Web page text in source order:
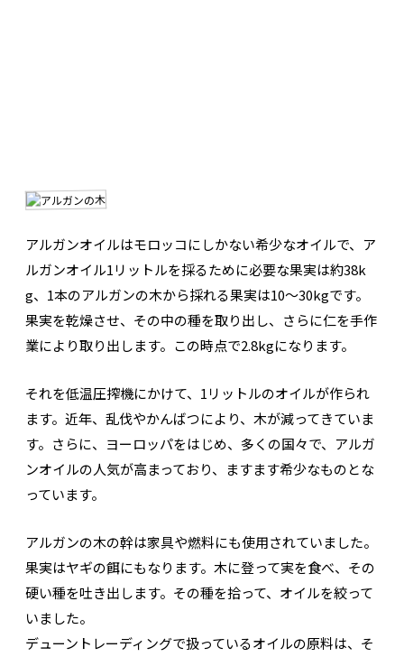
アルガンオイルはモロッコにしかない希少なオイルで、ア
ルガンオイル1リットルを採るために必要な果実は約38k
g、1本のアルガンの木から採れる果実は10～30kgです。
果実を乾燥させ、その中の種を取り出し、さらに仁を手作
業により取り出します。この時点で2.8kgになります。
それを低温圧搾機にかけて、1リットルのオイルが作られ
ます。近年、乱伐やかんばつにより、木が減ってきていま
す。さらに、ヨーロッパをはじめ、多くの国々で、アルガ
ンオイルの人気が高まっており、ますます希少なものとな
っています。
アルガンの木の幹は家具や燃料にも使用されていました。
果実はヤギの餌にもなります。木に登って実を食べ、その
硬い種を吐き出します。その種を拾って、オイルを絞って
いました。
デューントレーディングで扱っているオイルの原料は、そ